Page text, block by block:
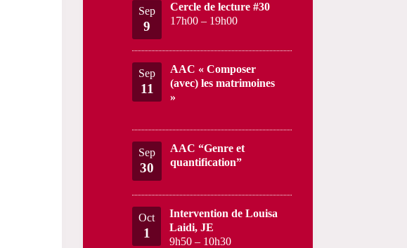
Sep
9
Cercle de lecture #30
17h00 – 19h00
Sep
11
AAC « Composer
(avec) les matrimoines
»
Sep
30
AAC “Genre et
quantification”
Oct
1
Intervention de Louisa
Laidi, JE
9h50 – 10h30